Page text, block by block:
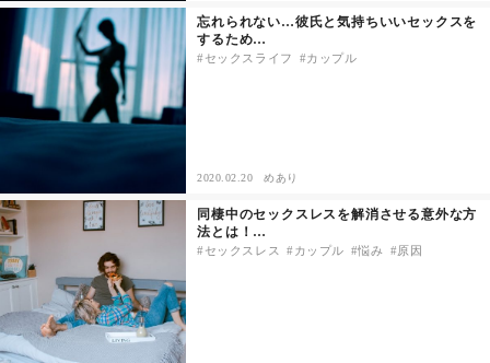
忘れられない…彼氏と気持ちいいセックスを
するため…
セックスライフ カップル
2020.02.20 めあり
同棲中のセックスレスを解消させる意外な方
法とは！…
セックスレス カップル 悩み 原因